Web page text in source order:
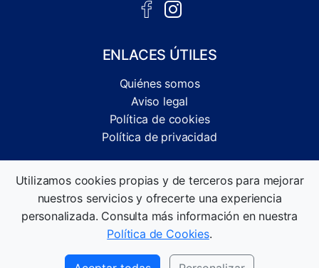
ENLACES ÚTILES
Quiénes somos
Aviso legal
Política de cookies
Política de privacidad
informativas.
©2026 Comparandonos. Todos los derechos reservados.
Utilizamos cookies propias y de terceros para mejorar
nuestros servicios y ofrecerte una experiencia
personalizada. Consulta más información en nuestra
Política de Cookies.